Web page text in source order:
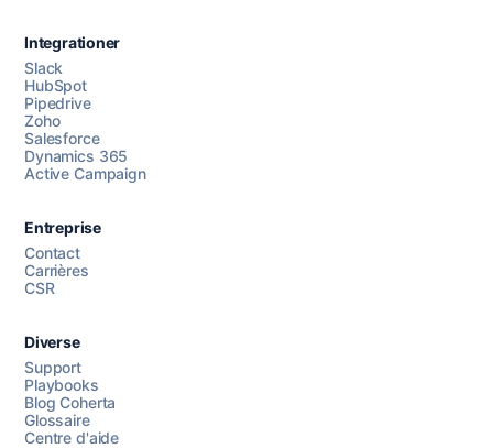
Chattez avec nous
Integrationer
Slack
HubSpot
Pipedrive
Zoho
Salesforce
Dynamics 365
Active Campaign
Entreprise
Contact
Carrières
CSR
Diverse
Support
Playbooks
Blog Coherta
Glossaire
Centre d'aide